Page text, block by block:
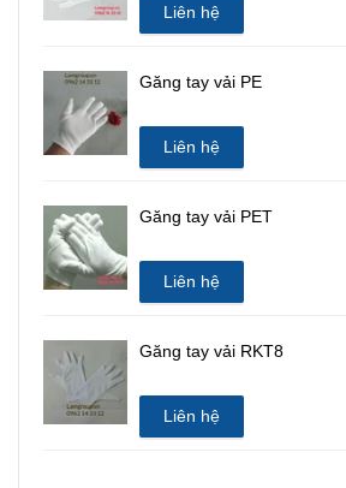
Liên hệ
Găng tay vải PE
Liên hệ
Găng tay vải PET
Liên hệ
Găng tay vải RKT8
Liên hệ